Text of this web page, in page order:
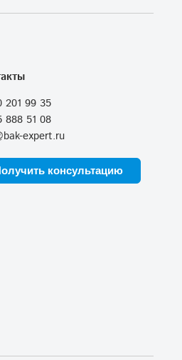
201 99 35
888 51 08
expert.ru
консультацию